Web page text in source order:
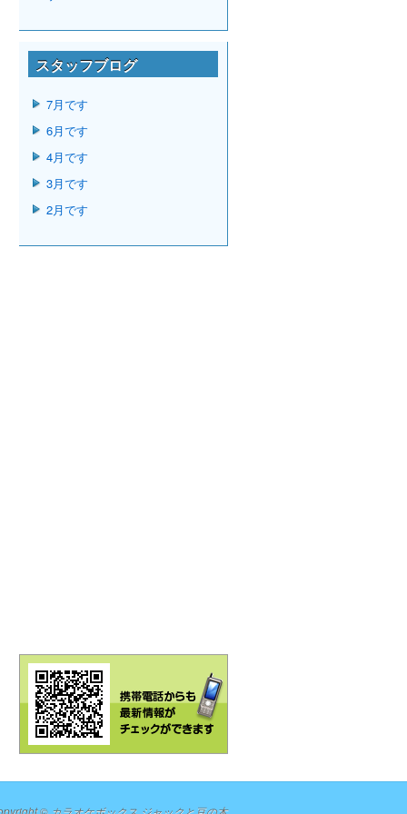
スタッフブログ
7月です
6月です
4月です
3月です
2月です
© カラオケボックス ジャックと豆の木